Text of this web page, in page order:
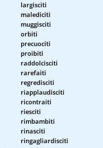
largisciti
malediciti
muggisciti
orbiti
precuociti
proibiti
raddolcisciti
rarefaiti
regredisciti
riapplaudisciti
ricontraiti
riesciti
rimbambiti
rinasciti
ringagliardisciti